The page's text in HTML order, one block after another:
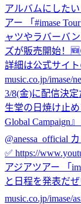
アルバムにした
アー 「#imase
ャツやラバーバ
ズが販売開始！
詳細は公式サイ
music.co.jp/imase/
3/8(金)に配信決
生堂の日焼け止
Global Campaign
@anessa_official
✅ https://
アジアツアー 「
と日程を発表だぜ
music.co.jp/imase/